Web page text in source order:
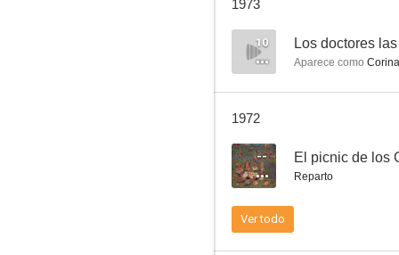
1973
10
Aparece como
1972
-- El picnic de los
Reparto
Ver todo